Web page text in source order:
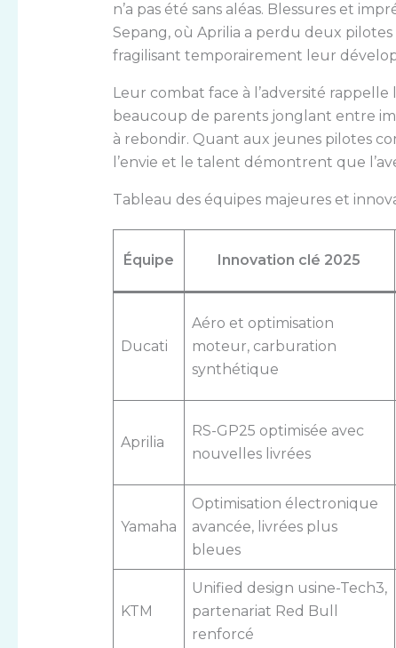
n’a pas été sans aléas. Blessures et
Sepang, où Aprilia a perdu deux
fragilisant temporairement leur
Leur combat face à l’adversité
beaucoup de parents jonglant entre
à rebondir. Quant aux jeunes pilotes
l’envie et le talent démontrent que
Tableau des équipes majeures et
Équipe Innovation clé 2025
Ducati
Aéro et optimisation
moteur, carburation
synthétique
Aprilia
RS-GP25 optimisée avec
nouvelles livrées
Yamaha
Optimisation électronique
avancée, livrées plus
bleues
KTM
Unified design usine-Tech3,
partenariat Red Bull
renforcé